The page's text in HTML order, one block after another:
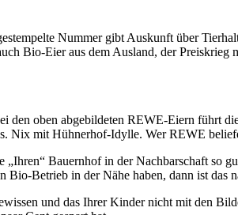
Nummer gibt Auskunft über
Bio-Eier aus dem Ausland, der
den oben abgebildeten REWE-Eiern führt
Nix mit Hühnerhof-Idylle. Wer REWE
Bauernhof in der Nachbarschaft so
Bio-Betrieb in der Nähe haben, dann ist das
und das Ihrer Kinder nicht mit den